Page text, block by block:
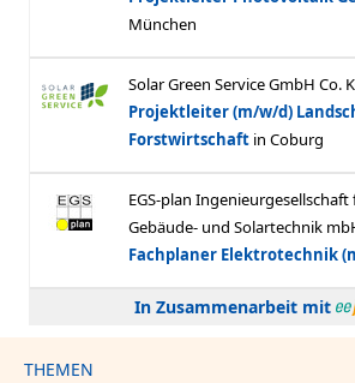
In Zusammenarbeit mit
THEMEN